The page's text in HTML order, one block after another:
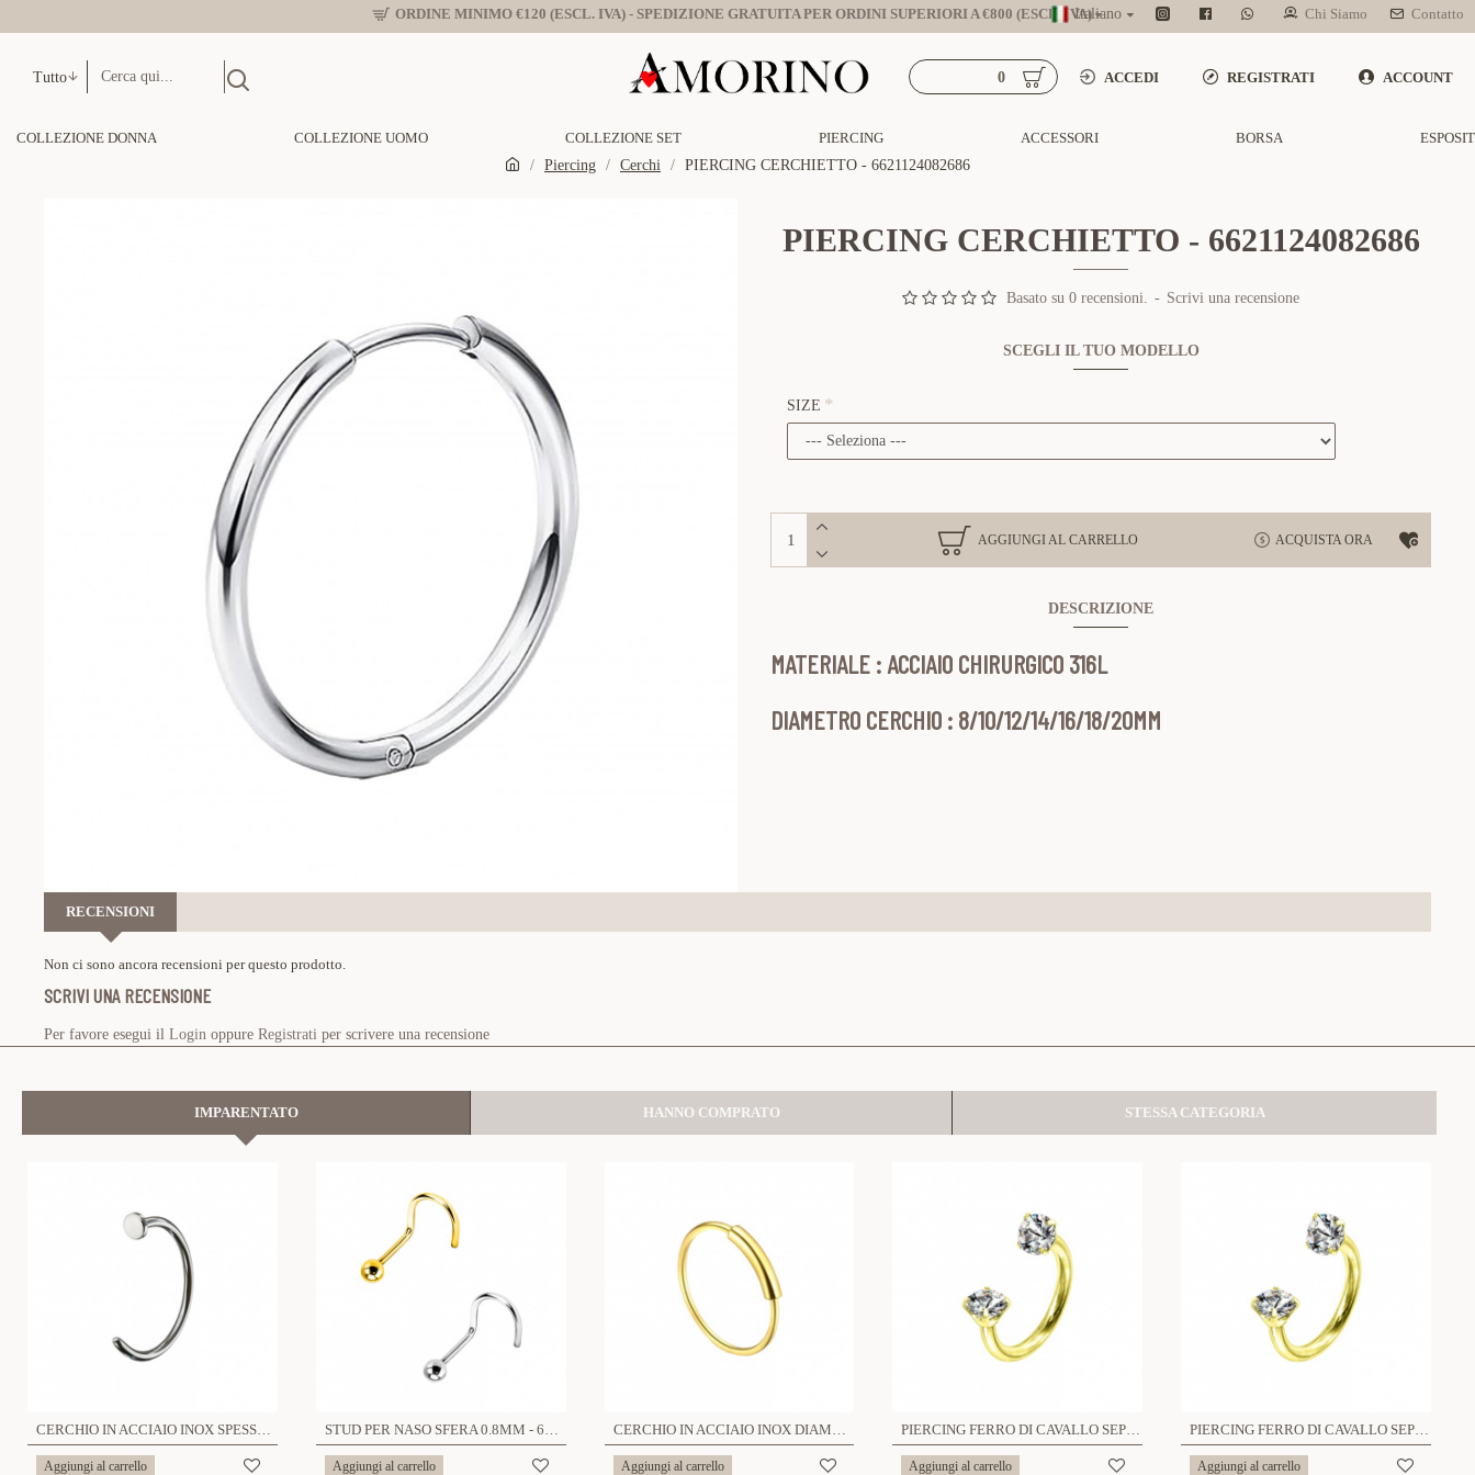
ORDINE MINIMO €120 (ESCL. IVA) - SPEDIZIONE GRATUITA PER ORDINI SUPERIORI A €800 (ESCL. IVA)Italiano Chi Siamo Contatto
Tutto ACCEDI REGISTRATI ACCOUNT
0
COLLEZIONE DONNA COLLEZIONE UOMO COLLEZIONE SET PIERCING ACCESSORI BORSA
Piercing
Cerchi PIERCING CERCHIETTO - 6621124082686
PIERCING CERCHIETTO - 6621124082686
Basato su 0 recensioni. - Scrivi una recensione
SCEGLI IL TUO MODELLO
SIZE
AGGIUNGI AL CARRELLO ACQUISTA ORA
DESCRIZIONE
MATERIALE : ACCIAIO CHIRURGICO 316L
DIAMETRO CERCHIO : 8/10/12/14/16/18/20MM
RECENSIONI
Non ci sono ancora recensioni per questo prodotto.
SCRIVI UNA RECENSIONE
Per favore esegui il Login oppure Registrati per scrivere una recensione
IMPARENTATO HANNO COMPRATO STESSA CATEGORIA
CERCHIO IN ACCIAIO INOX SPESSORE 0.8MM - 6621124079686/79693/83249
Aggiungi al carrello
STUD PER NASO SFERA 0.8MM - 6621124079891/79907/83331
Aggiungi al carrello
CERCHIO IN ACCIAIO INOX DIAMETRO 8MM - 6621124079709/83393/83324
Aggiungi al carrello
PIERCING FERRO DI CAVALLO SEPTUM CON ZIRCONIA DIAMETRO 8MM - 6621124083683/83713
Aggiungi al carrello
PIERCING FERRO DI CAVALLO SEPTUM CON ZIRCONIA DIAMETRO 10MM - 6621124083690/83720
Aggiungi al carrello